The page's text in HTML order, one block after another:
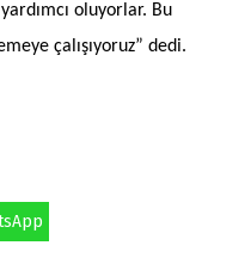
oluyorlar. Bu
çalışıyoruz” dedi.